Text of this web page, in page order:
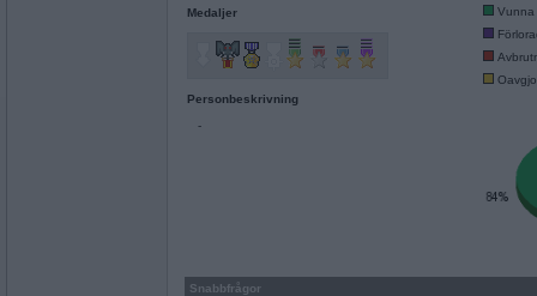
Medaljer
Personbeskrivning
-
Vunna
Snabbfrågor